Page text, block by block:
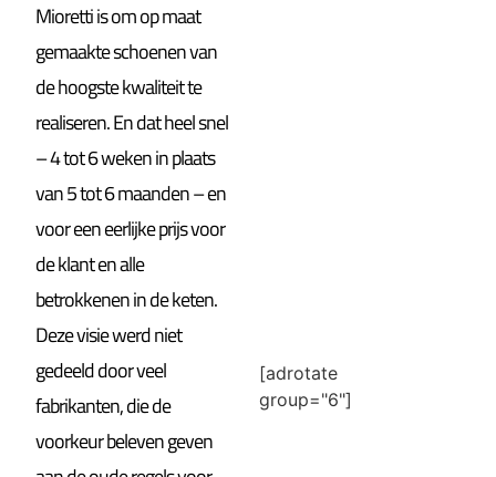
Mioretti is om op maat
gemaakte schoenen van
de hoogste kwaliteit te
realiseren. En dat heel snel
– 4 tot 6 weken in plaats
van 5 tot 6 maanden – en
voor een eerlijke prijs voor
de klant en alle
betrokkenen in de keten.
Deze visie werd niet
gedeeld door veel
fabrikanten, die de
voorkeur beleven geven
[adrotate
group="6"]